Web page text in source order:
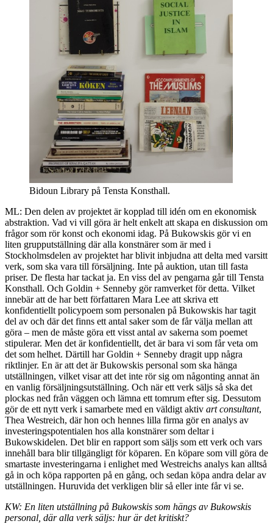
Bidoun Library på Tensta Konsthall.
ML: Den delen av projektet är kopplad till idén om en ekonomisk
abstraktion. Vad vi vill göra är helt enkelt att skapa en diskussion om
frågor som rör konst och ekonomi idag. På Bukowskis gör vi en
liten grupputställning där alla konstnärer som är med i
Stockholmsdelen av projektet har blivit inbjudna att delta med varsitt
verk, som ska vara till försäljning. Inte på auktion, utan till fasta
priser. De flesta har tackat ja. En viss del av pengarna går till Tensta
Konsthall. Och Goldin + Senneby gör ramverket för detta. Vilket
innebär att de har bett författaren Mara Lee att skriva ett
konfidentiellt policypoem som personalen på Bukowskis har tagit
del av och där det finns ett antal saker som de får välja mellan att
göra – men de måste göra ett visst antal av sakerna som poemet
stipulerar. Men det är konfidentiellt, det är bara vi som får veta om
det som helhet. Därtill har Goldin + Senneby dragit upp några
riktlinjer. En är att det är Bukowskis personal som ska hänga
utställningen, vilket visar att det inte rör sig om någonting annat än
en vanlig försäljningsutställning. Och när ett verk säljs så ska det
plockas ned från väggen och lämna ett tomrum efter sig. Dessutom
gör de ett nytt verk i samarbete med en väldigt aktiv art consultant,
Thea Westreich, där hon och hennes lilla firma gör en analys av
investeringspotentialen hos alla konstnärer som deltar i
Bukowskidelen. Det blir en rapport som säljs som ett verk och vars
innehåll bara blir tillgängligt för köparen. En köpare som vill göra de
smartaste investeringarna i enlighet med Westreichs analys kan alltså
gå in och köpa rapporten på en gång, och sedan köpa andra delar av
utställningen. Huruvida det verkligen blir så eller inte får vi se.
KW: En liten utställning på Bukowskis som hängs av Bukowskis
personal, där alla verk säljs: hur är det kritiskt?